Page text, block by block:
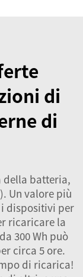
di
di
della batteria,
Un valore più
dispositivi per
ricaricare la
300 Wh può
circa 5 ore.
di ricarica!